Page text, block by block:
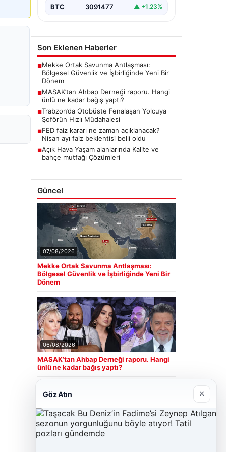
BTC 3091477 ▲ +1.23%
Son Eklenen Haberler
■Mekke Ortak Savunma Antlaşması:
Bölgesel Güvenlik ve İşbirliğinde Yeni Bir
Dönem
■MASAK’tan Ahbap Derneği raporu. Hangi
ünlü ne kadar bağış yaptı?
■Trabzon’da Otobüste Fenalaşan Yolcuya
Şoförün Hızlı Müdahalesi
■FED faiz kararı ne zaman açıklanacak?
Nisan ayı faiz beklentisi belli oldu
■Açık Hava Yaşam alanlarında Kalite ve
bahçe mutfağı Çözümleri
Güncel
07/08/2026
Mekke Ortak Savunma Antlaşması:
Bölgesel Güvenlik ve İşbirliğinde Yeni Bir
Dönem
06/08/2026
MASAK’tan Ahbap Derneği raporu. Hangi
ünlü ne kadar bağış yaptı?
Son Eklenen Firmalar
Cengiz Sigorta
Göz Atın ×